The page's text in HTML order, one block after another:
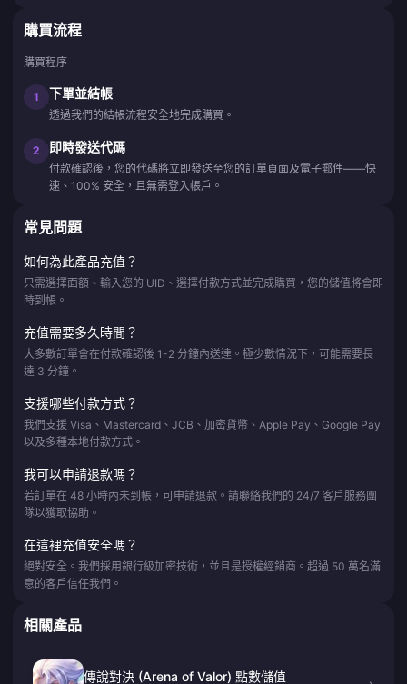
購買流程
購買程序
1 下單並結帳
透過我們的結帳流程安全地完成購買。
2 即時發送代碼
付款確認後，您的代碼將立即發送至您的訂單頁面及電子郵件——快
速、100% 安全，且無需登入帳戶。
常見問題
如何為此產品充值？
只需選擇面額、輸入您的 UID、選擇付款方式並完成購買，您的儲值將會即
時到帳。
充值需要多久時間？
大多數訂單會在付款確認後 1-2 分鐘內送達。極少數情況下，可能需要長
達 3 分鐘。
支援哪些付款方式？
我們支援 Visa、Mastercard、JCB、加密貨幣、Apple Pay、Google Pay
以及多種本地付款方式。
我可以申請退款嗎？
若訂單在 48 小時內未到帳，可申請退款。請聯絡我們的 24/7 客戶服務團
隊以獲取協助。
在這裡充值安全嗎？
絕對安全。我們採用銀行級加密技術，並且是授權經銷商。超過 50 萬名滿
意的客戶信任我們。
相關產品
傳說對決 (Arena of Valor) 點數儲值